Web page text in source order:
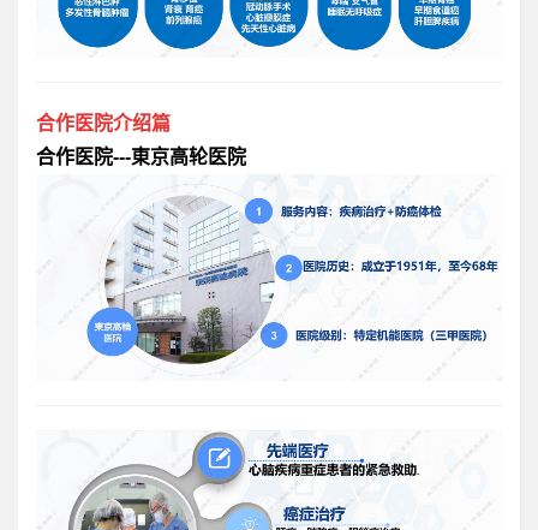
合作医院介绍篇
合作医院---東京高轮医院